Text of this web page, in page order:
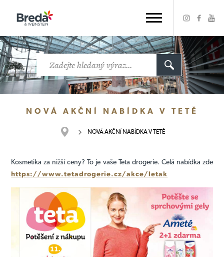
NOVÁ AKČNÍ NABÍDKA V TETĚ
NOVÁ AKČNÍ NABÍDKA V TETĚ
Kosmetika za nižší ceny? To je vaše Teta drogerie. Celá nabídka zde
https://www.tetadrogerie.cz/akce/letak